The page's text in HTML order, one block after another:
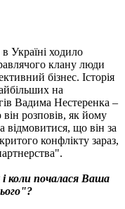
Україні ходило
клану люди
бізнес. Історія
на
Вадима Нестеренка –
він розповів, як йому
відмовитися, що він за
конфлікту зараз,
коли почалася Ваша